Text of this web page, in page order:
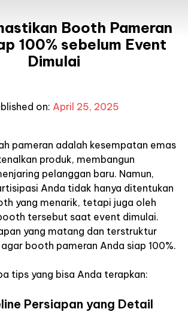
Booth Pameran
100% sebelum Event
Dimulai
on: April 25, 2025
pameran adalah kesempatan emas
produk, membangun
pelanggan baru. Namun,
Anda tidak hanya ditentukan
yang menarik, tetapi juga oleh
tersebut saat event dimulai.
yang matang dan terstruktur
booth pameran Anda siap 100%.
tips yang bisa Anda terapkan:
Persiapan yang Detail